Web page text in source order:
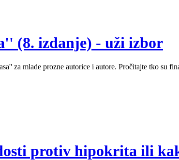
(8. izdanje) - uži izbor
za mlade prozne autorice i autore. Pročitajte tko su
protiv hipokrita ili